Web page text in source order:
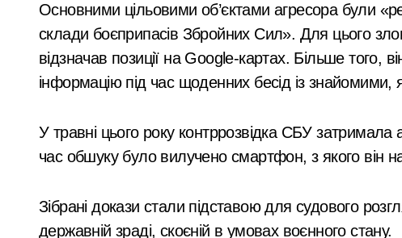
Подільська прокуратура домагається
Компенсаційні виплати на освіту для
Двійня tragically загинула після
Київщина готова надати понад 400 тис.
У Києві затримали 23-річного кур’єра:
Основними цільовими об’єктами агресора були
склади боєприпасів Збройних Сил». Для цього
відзначав позиції на Google-картах. Більше
інформацію під час щоденних бесід із
У травні цього року контррозвідка СБУ
час обшуку було вилучено смартфон, з якого він
Зібрані докази стали підставою для судового
державній зраді, скоєній в умовах воєнного стану.
Масштабна атака на
районах,
admin Сер 8, 2026